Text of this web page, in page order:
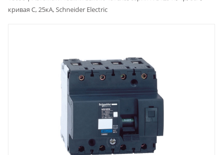
кривая C, 25кА, Schneider Electric